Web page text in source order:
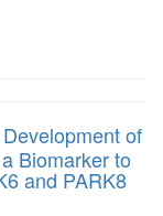
of
Biomarker to
and PARK8